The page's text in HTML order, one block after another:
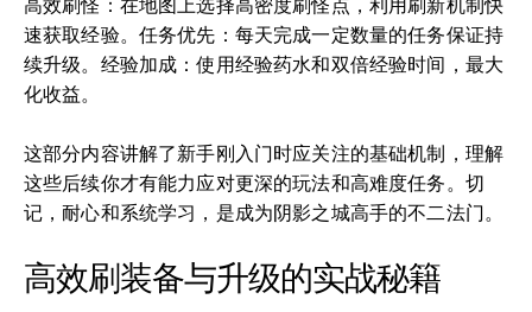
高效刷怪：在地图上选择高密度刷怪点，利用刷新机制快
速获取经验。任务优先：每天完成一定数量的任务保证持
续升级。经验加成：使用经验药水和双倍经验时间，最大
化收益。
这部分内容讲解了新手刚入门时应关注的基础机制，理解
这些后续你才有能力应对更深的玩法和高难度任务。切
记，耐心和系统学习，是成为阴影之城高手的不二法门。
高效刷装备与升级的实战秘籍